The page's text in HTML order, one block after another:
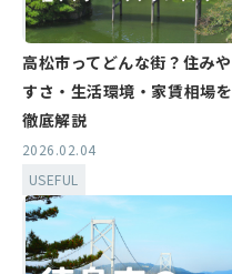
高松市ってどんな街？住みや
すさ・生活環境・家賃相場を
徹底解説
2026.02.04
USEFUL